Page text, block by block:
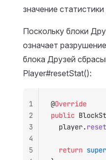
значение статистики
Поскольку блоки
означает
блока Друзей
Player#resetStat():
@Override
public
	player.
	return
super
1
2
3
4
5